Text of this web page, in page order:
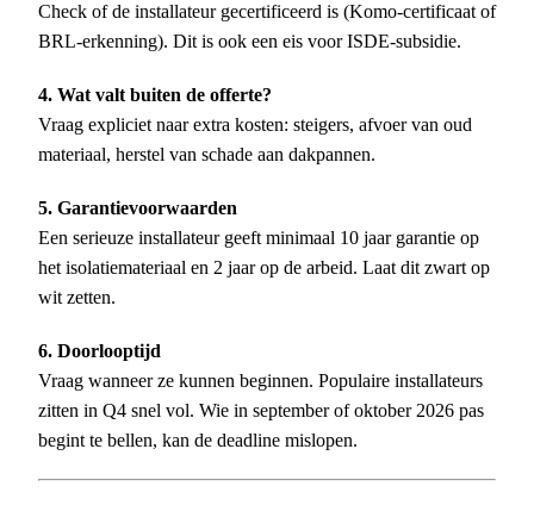
Check of de installateur gecertificeerd is (Komo-certificaat of
BRL-erkenning). Dit is ook een eis voor ISDE-subsidie.
4. Wat valt buiten de offerte?
Vraag expliciet naar extra kosten: steigers, afvoer van oud
materiaal, herstel van schade aan dakpannen.
5. Garantievoorwaarden
Een serieuze installateur geeft minimaal 10 jaar garantie op
het isolatiemateriaal en 2 jaar op de arbeid. Laat dit zwart op
wit zetten.
6. Doorlooptijd
Vraag wanneer ze kunnen beginnen. Populaire installateurs
zitten in Q4 snel vol. Wie in september of oktober 2026 pas
begint te bellen, kan de deadline mislopen.